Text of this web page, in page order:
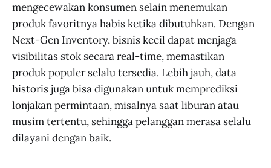
mengecewakan konsumen selain menemukan
produk favoritnya habis ketika dibutuhkan. Dengan
Next-Gen Inventory, bisnis kecil dapat menjaga
visibilitas stok secara real-time, memastikan
produk populer selalu tersedia. Lebih jauh, data
historis juga bisa digunakan untuk memprediksi
lonjakan permintaan, misalnya saat liburan atau
musim tertentu, sehingga pelanggan merasa selalu
dilayani dengan baik.